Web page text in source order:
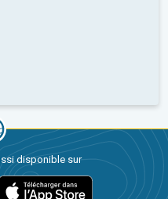
disponible sur